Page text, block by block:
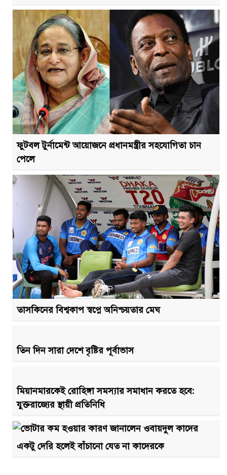
ফুটবল টুর্নামেন্ট আয়োজনে প্রধানমন্ত্রীর সহযোগিতা চান
পেলে
তাসকিনের বিশ্বকাপ স্বপ্নে অনিশ্চয়তার মেঘ
তিন দিন সারা দেশে বৃষ্টির পূর্বাভাস
মিয়ানমারকেই রোহিঙ্গা সমস্যার সমাধান করতে হবে:
যুক্তরাজ্যের স্থায়ী প্রতিনিধি
একটু দেরি হলেই বাঁচানো যেত না কাদেরকে